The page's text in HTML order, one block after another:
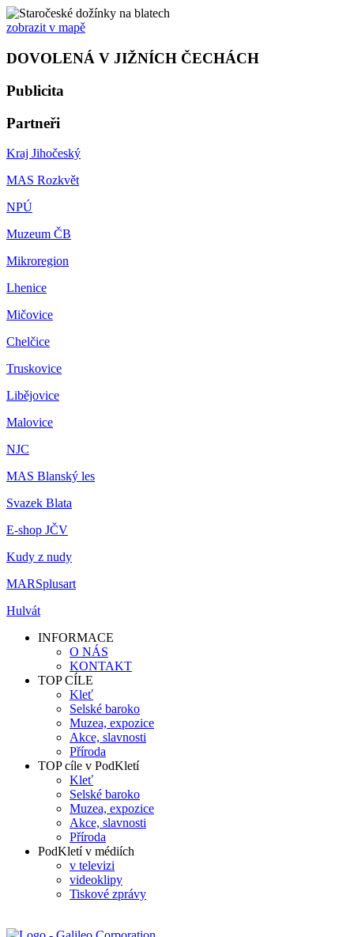
zobrazit v mapě
DOVOLENÁ V JIŽNÍCH ČECHÁCH
Publicita
Partneři
Kraj Jihočeský
MAS Rozkvět
NPÚ
Muzeum ČB
Mikroregion
Lhenice
Mičovice
Chelčice
Truskovice
Libějovice
Malovice
NJC
MAS Blanský les
Svazek Blata
E-shop JČV
Kudy z nudy
MARSplusart
Hulvát
INFORMACE
O NÁS
KONTAKT
TOP CÍLE
Kleť
Selské baroko
Muzea, expozice
Akce, slavnosti
Příroda
TOP cíle v PodKletí
Kleť
Selské baroko
Muzea, expozice
Akce, slavnosti
Příroda
PodKletí v médiích
v televizi
videoklipy
Tiskové zprávy